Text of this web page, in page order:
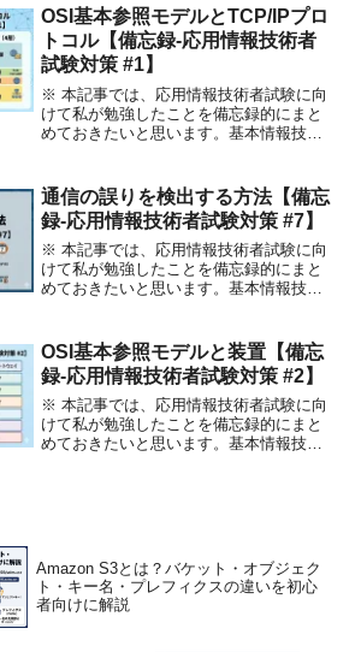
ので、気にしないでもらえればと思いま
す。はじめに今回は 無...
OSI基本参照モデルとTCP/IPプロ
トコル【備忘録-応用情報技術者
試験対策 #1】
※ 本記事では、応用情報技術者試験に向
けて私が勉強したことを備忘録的にまと
めておきたいと思います。基本情報技術
ので、気にしないでもらえればと思いま
す。はじめに今回は O...
通信の誤りを検出する方法【備忘
録-応用情報技術者試験対策 #7】
※ 本記事では、応用情報技術者試験に向
けて私が勉強したことを備忘録的にまと
めておきたいと思います。基本情報技術
ので、気にしないでもらえればと思いま
す。はじめに今回は通信...
OSI基本参照モデルと装置【備忘
録-応用情報技術者試験対策 #2】
※ 本記事では、応用情報技術者試験に向
けて私が勉強したことを備忘録的にまと
めておきたいと思います。基本情報技術
Amazon S3とは？バケット・オブジェク
ト・キー名・プレフィクスの違いを初心
者向けに解説